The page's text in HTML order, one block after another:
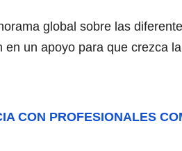
global sobre las
un apoyo para que crezca
CON PROFESIONALES